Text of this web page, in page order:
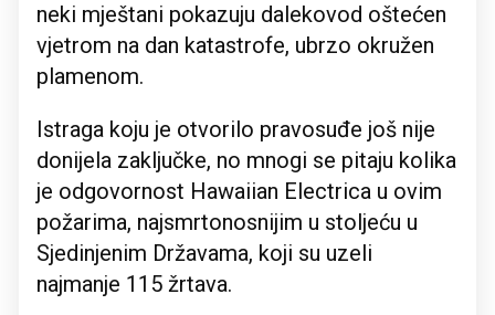
neki mještani pokazuju dalekovod oštećen
vjetrom na dan katastrofe, ubrzo okružen
plamenom.
Istraga koju je otvorilo pravosuđe još nije
donijela zaključke, no mnogi se pitaju kolika
je odgovornost Hawaiian Electrica u ovim
požarima, najsmrtonosnijim u stoljeću u
Sjedinjenim Državama, koji su uzeli
najmanje 115 žrtava.